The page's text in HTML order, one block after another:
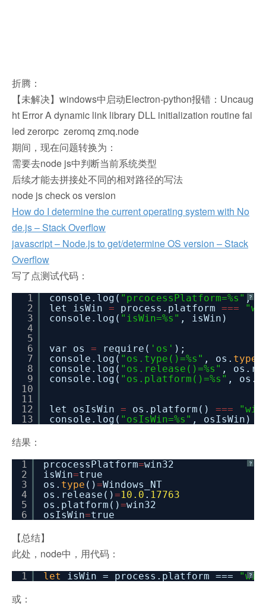
折腾：
【未解决】windows中启动Electron-python报错：Uncaug
ht Error A dynamic link library DLL initialization routine fai
led zerorpc zeromq zmq.node
期间，现在问题转换为：
需要去node js中判断当前系统类型
后续才能去拼接处不同的相对路径的写法
node js check os version
How do I determine the current operating system with No
de.js – Stack Overflow
javascript – Node.js to get/determine OS version – Stack
Overflow
写了点测试代码：
?
1
2
3
4
5
6
7
8
9
10
11
12
13
console.log( "prcocessPlatform=%s" ,
let isWin = process.platform ===
console.log( "isWin=%s" , isWin)
var os = require( 'os' );
console.log( "os.type()=%s" , os. type
console.log( "os.release()=%s" ,
console.log( "os.platform()=%s" ,
let osIsWin = os.platform() ===
console.log( "osIsWin=%s" , osIsWin)
结果：
?
1
2
3
4
5
6
prcocessPlatform=win32
isWin=true
os. type ()=Windows_NT
os.release()=10.0 . 17763
os.platform()=win32
osIsWin=true
【总结】
此处，node中，用代码：
?
1 let isWin = process.platform ===
或：